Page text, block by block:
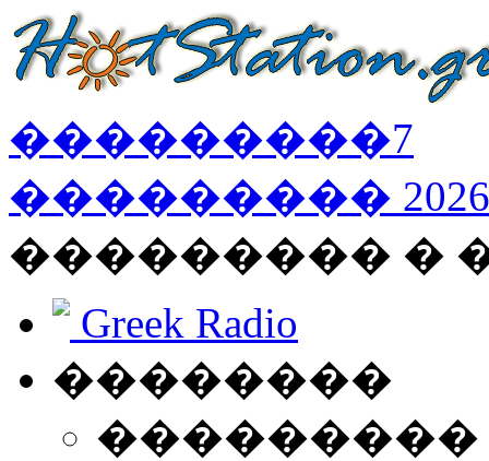
���������7
��������� 2026
��������� �
Greek Radio
��������